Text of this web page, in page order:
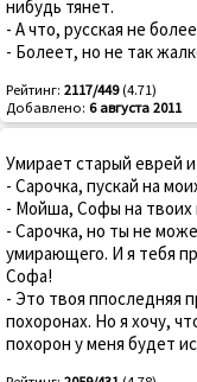
нибудь тянет.
- А что, русская не
- Болеет, но не так
Рейтинг: 2117/449(4.71)
Добавлено: 6 августа 2011
Умирает старый еврей
- Сарочка, пускай на
- Мойша, Софы на твоих
- Сарочка, но ты не
умирающего. И я тебя
Софа!
- Это твоя ппоследняя
похоронах. Но я хочу,
похорон у меня будет